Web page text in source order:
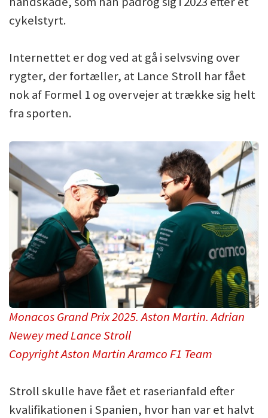
cykelstyrt.
Internettet er dog ved at gå i selvsving over
rygter, der fortæller, at Lance Stroll har fået
nok af Formel 1 og overvejer at trække sig helt
fra sporten.
Monacos Grand Prix 2025. Aston Martin. Adrian
Newey med Lance Stroll
Copyright Aston Martin Aramco F1 Team
Stroll skulle have fået et raserianfald efter
kvalifikationen i Spanien, hvor han var et halvt